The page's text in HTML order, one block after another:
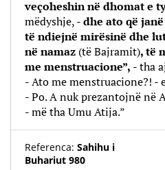
veçoheshin në dhomat e
mëdyshje, -dhe ato që
të ndiejnë mirësinë dhe
në namaz (të Bajramit), të
me menstruacione”, - tha
- Ato me menstruacione?! -
- Po. A nuk prezantojnë në
- më tha Umu Atija.”
Referenca: Sahihu i
Buhariut 980